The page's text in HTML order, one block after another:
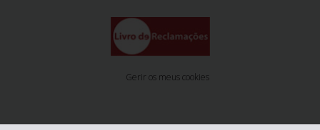
Gerir os meus cookies